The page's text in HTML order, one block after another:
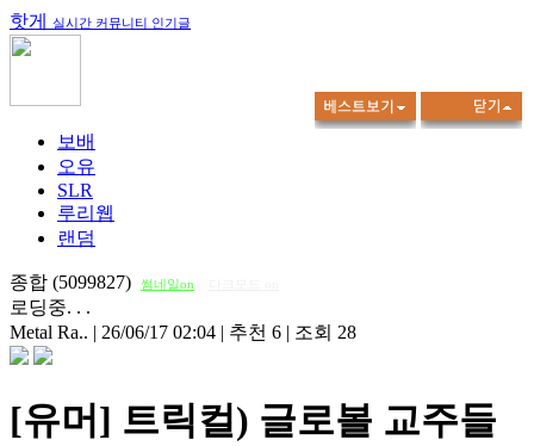
핫게 실시간 커뮤니티 인기글
보배
오유
SLR
루리웹
랜덤
종합 (5099827) 썸네일on
로딩중. . .
Metal Ra.. | 26/06/17 02:04 | 추천 6 | 조회 28
[유머] 트릭컬) 글로볼 교주들